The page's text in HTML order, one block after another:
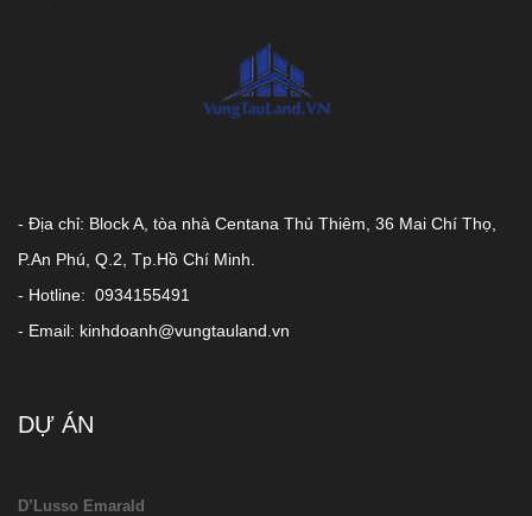
- Địa chỉ: Block A, tòa nhà Centana Thủ Thiêm, 36 Mai Chí Thọ,
P.An Phú, Q.2, Tp.Hồ Chí Minh.
- Hotline: 0934155491
- Email: kinhdoanh@vungtauland.vn
DỰ ÁN
D’Lusso Emarald